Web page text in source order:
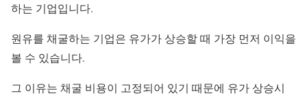
하는 기업입니다.
원유를 채굴하는 기업은 유가가 상승할 때 가장 먼저 이익을
볼 수 있습니다.
그 이유는 채굴 비용이 고정되어 있기 때문에 유가 상승시